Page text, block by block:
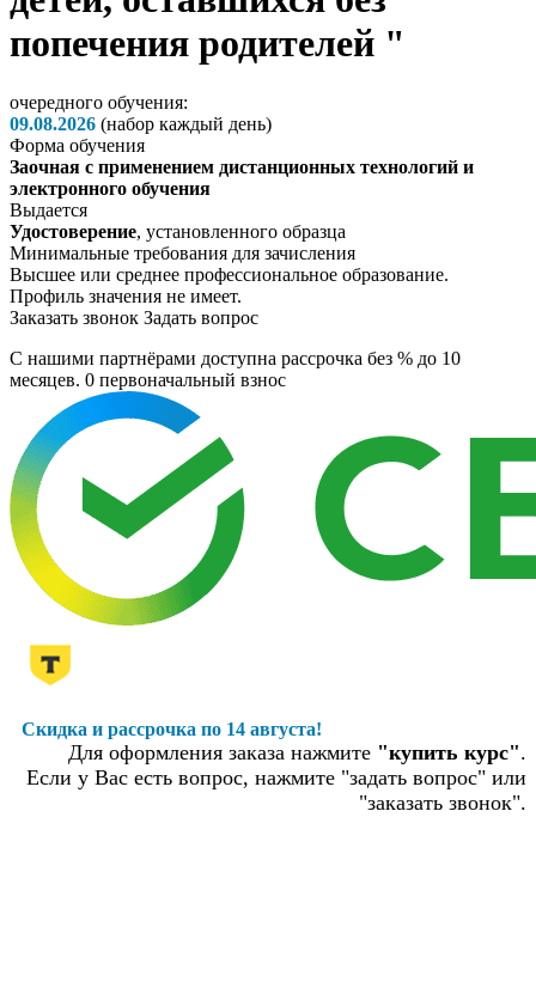
попечения родителей "
очередного обучения:
09.08.2026 (набор каждый день)
Форма обучения
Заочная с применением дистанционных технологий и
электронного обучения
Выдается
Удостоверение, установленного образца
Минимальные требования для зачисления
Высшее или среднее профессиональное образование.
Профиль значения не имеет.
Заказать звонок Задать вопрос
C нашими партнёрами доступна рассрочка без % до 10
месяцев. 0 первоначальный взнос
Скидка и рассрочка по 14 августа!
Для оформления заказа нажмите "купить курс".
Если у Вас есть вопрос, нажмите "задать вопрос" или
"заказать звонок".